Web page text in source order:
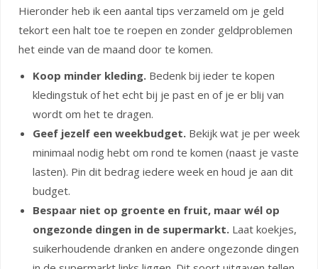
Hieronder heb ik een aantal tips verzameld om je geld
tekort een halt toe te roepen en zonder geldproblemen
het einde van de maand door te komen.
Koop minder kleding. Bedenk bij ieder te kopen
kledingstuk of het echt bij je past en of je er blij van
wordt om het te dragen.
Geef jezelf een weekbudget. Bekijk wat je per week
minimaal nodig hebt om rond te komen (naast je vaste
lasten). Pin dit bedrag iedere week en houd je aan dit
budget.
Bespaar niet op groente en fruit, maar wél op
ongezonde dingen in de supermarkt. Laat koekjes,
suikerhoudende dranken en andere ongezonde dingen